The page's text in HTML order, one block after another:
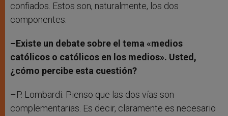
confiados. Estos son, naturalmente, los dos
componentes.
–Existe un debate sobre el tema «medios
católicos o católicos en los medios». Usted,
¿cómo percibe esta cuestión?
–P. Lombardi: Pienso que las dos vías son
complementarias. Es decir, claramente es necesario